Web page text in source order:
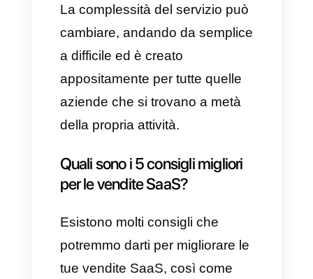
Questo tipo di modello di
business viene largamente
usato per offrire servizi a tutte le
grandi aziende. Questo vuol
particolarmente formati,
venditori specializzati
nell’utilizzo e nella piena